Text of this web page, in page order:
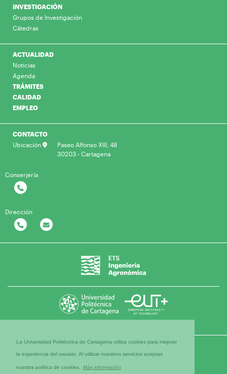
La Universidad Politécnica de Cartagena utiliza cookies para mejorar
la experiencia del usuario. Al utilizar nuestros servicios aceptas
nuestra política de cookies. Más información
INVESTIGACIÓN
Grupos de Investigación
Cátedras
ACTUALIDAD
Noticias
Agenda
TRÁMITES
CALIDAD
EMPLEO
CONTACTO
Ubicación
Paseo Alfonso XIII, 48
30203 - Cartagena
Conserjería
Dirección